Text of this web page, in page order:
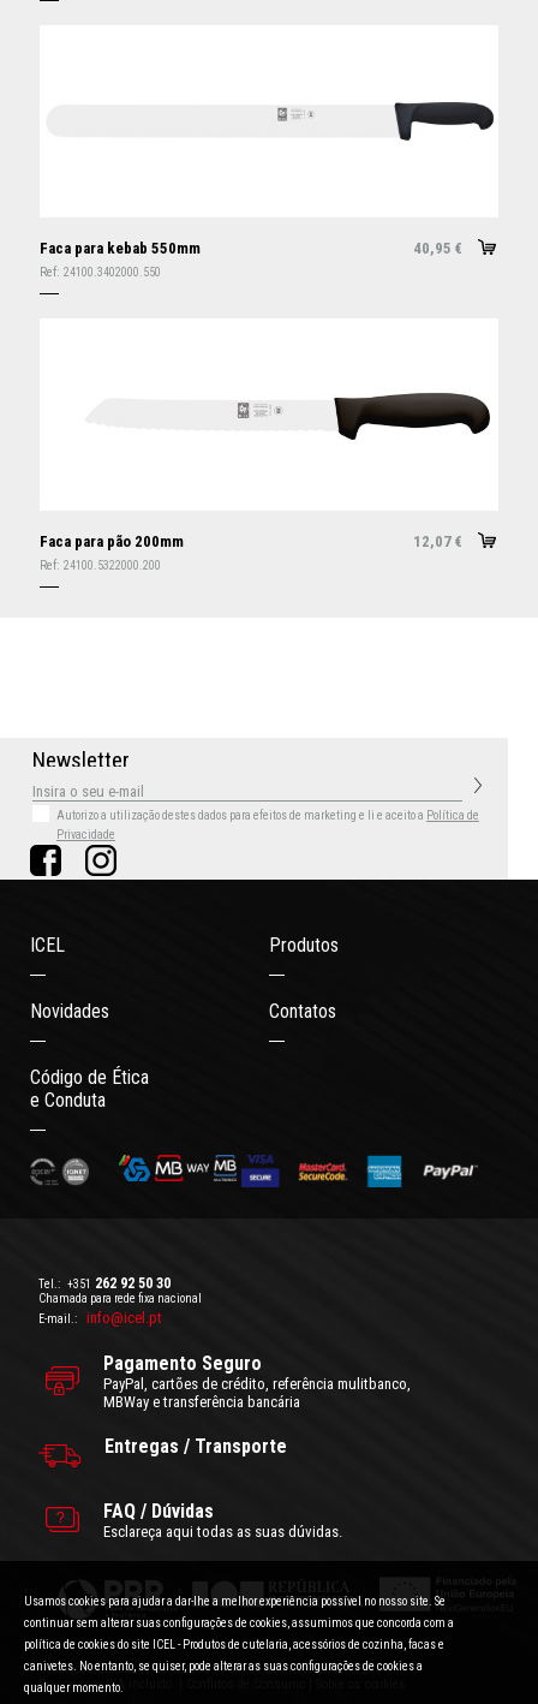
Faca para kebab 550mm 40,95 €
Ref: 24100.3402000.550
Faca para pão 200mm 12,07 €
Ref: 24100.5322000.200
Newsletter
Autorizo a utilização destes dados para efeitos de marketing e li e aceito a Política de
Privacidade
ICEL Produtos
Novidades Contatos
Código de Ética
e Conduta
Tel.: +351 262 92 50 30
Chamada para rede fixa nacional
E-mail.:
info@icel.pt
Pagamento Seguro
PayPal, cartões de crédito, referência mulitbanco,
MBWay e transferência bancária
Entregas / Transporte
FAQ / Dúvidas
Esclareça aqui todas as suas dúvidas.
Condições Gerais de Utilização |Politica de Privacidade
Preços com IVA incluído.
Usamos cookies para ajudar a dar-lhe a melhor experiência possível no nosso site. Se
continuar sem alterar suas configurações de cookies, assumimos que concorda com a
política de cookies do site ICEL - Produtos de cutelaria, acessórios de cozinha, facas e
canivetes. No entanto, se quiser, pode alterar as suas configurações de cookies a
qualquer momento.